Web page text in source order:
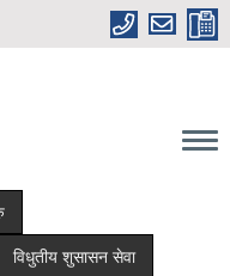
विधुतीय शुसासन सेवा